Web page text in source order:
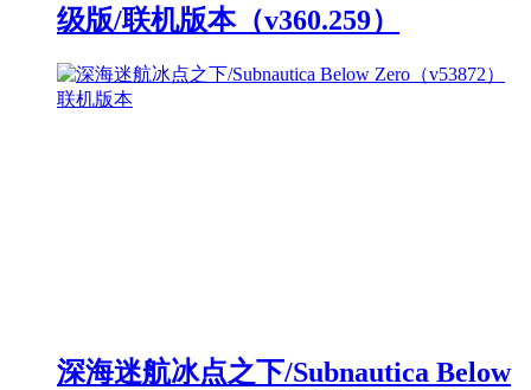
级版/联机版本（v360.259）
深海迷航冰点之下/Subnautica Below